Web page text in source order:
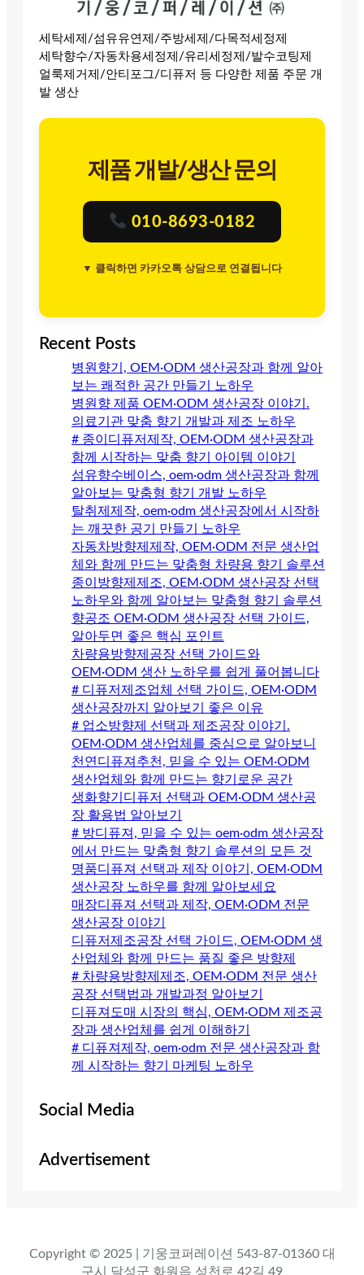
세탁세제/섬유유연제/주방세제/다목적세정제
세탁향수/자동차용세정제/유리세정제/발수코팅제
얼룩제거제/안티포그/디퓨저 등 다양한 제품 주문 개
발 생산
제품 개발/생산 문의
010-8693-0182
▼ 클릭하면 카카오톡 상담으로 연결됩니다
Recent Posts
병원향기, OEM·ODM 생산공장과 함께 알아
보는 쾌적한 공간 만들기 노하우
병원향 제품 OEM·ODM 생산공장 이야기.
의료기관 맞춤 향기 개발과 제조 노하우
# 종이디퓨저제작, OEM·ODM 생산공장과
함께 시작하는 맞춤 향기 아이템 이야기
섬유향수베이스, oem·odm 생산공장과 함께
알아보는 맞춤형 향기 개발 노하우
탈취제제작, oem·odm 생산공장에서 시작하
는 깨끗한 공기 만들기 노하우
자동차방향제제작, OEM·ODM 전문 생산업
체와 함께 만드는 맞춤형 차량용 향기 솔루션
종이방향제제조, OEM·ODM 생산공장 선택
노하우와 함께 알아보는 맞춤형 향기 솔루션
향공조 OEM·ODM 생산공장 선택 가이드,
알아두면 좋은 핵심 포인트
차량용방향제공장 선택 가이드와
OEM·ODM 생산 노하우를 쉽게 풀어봅니다
# 디퓨저제조업체 선택 가이드, OEM·ODM
생산공장까지 알아보기 좋은 이유
# 업소방향제 선택과 제조공장 이야기.
OEM·ODM 생산업체를 중심으로 알아보니
천연디퓨져추천, 믿을 수 있는 OEM·ODM
생산업체와 함께 만드는 향기로운 공간
생화향기디퓨저 선택과 OEM·ODM 생산공
장 활용법 알아보기
# 방디퓨져, 믿을 수 있는 oem·odm 생산공장
에서 만드는 맞춤형 향기 솔루션의 모든 것
명품디퓨져 선택과 제작 이야기, OEM·ODM
생산공장 노하우를 함께 알아보세요
매장디퓨져 선택과 제작, OEM·ODM 전문
생산공장 이야기
디퓨저제조공장 선택 가이드, OEM·ODM 생
산업체와 함께 만드는 품질 좋은 방향제
# 차량용방향제제조, OEM·ODM 전문 생산
공장 선택법과 개발과정 알아보기
디퓨져도매 시장의 핵심, OEM·ODM 제조공
장과 생산업체를 쉽게 이해하기
# 디퓨져제작, oem·odm 전문 생산공장과 함
께 시작하는 향기 마케팅 노하우
Social Media
Advertisement
Copyright © 2025 | 기웅코퍼레이션 543-87-01360 대
구시 달성군 화원읍 성천로 42길 49